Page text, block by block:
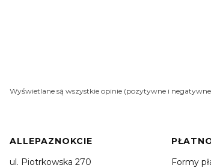
Wyświetlane są wszystkie opinie (pozytywne i
Linki w stopce
ALLEPAZNOKCIE
ul. Piotrkowska 270
Formy